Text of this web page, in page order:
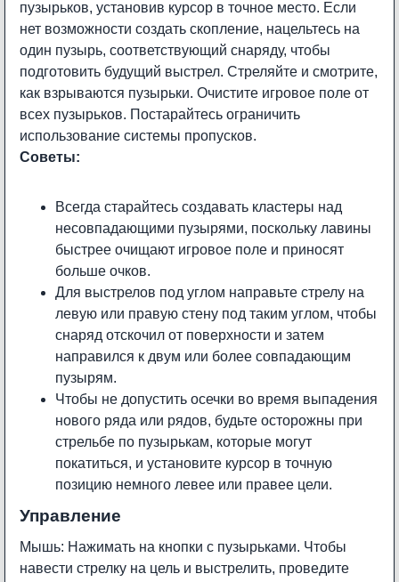
пузырьков, установив курсор в точное место. Если
нет возможности создать скопление, нацельтесь на
один пузырь, соответствующий снаряду, чтобы
подготовить будущий выстрел. Стреляйте и смотрите,
как взрываются пузырьки. Очистите игровое поле от
всех пузырьков. Постарайтесь ограничить
использование системы пропусков.
Советы:
Всегда старайтесь создавать кластеры над
несовпадающими пузырями, поскольку лавины
быстрее очищают игровое поле и приносят
больше очков.
Для выстрелов под углом направьте стрелу на
левую или правую стену под таким углом, чтобы
снаряд отскочил от поверхности и затем
направился к двум или более совпадающим
пузырям.
Чтобы не допустить осечки во время выпадения
нового ряда или рядов, будьте осторожны при
стрельбе по пузырькам, которые могут
покатиться, и установите курсор в точную
позицию немного левее или правее цели.
Управление
Мышь: Нажимать на кнопки с пузырьками. Чтобы
навести стрелку на цель и выстрелить, проведите